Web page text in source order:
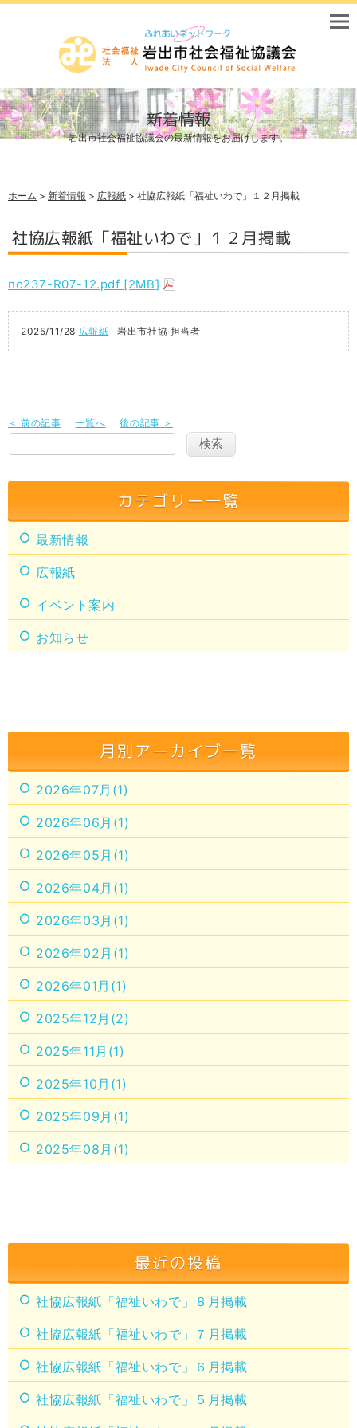
新着情報
岩出市社会福祉協議会の最新情報をお届けします。
ホーム > 新着情報 > 広報紙 > 社協広報紙「福祉いわで」１２月掲載
社協広報紙「福祉いわで」１２月掲載
no237-R07-12.pdf [2MB]
2025/11/28 広報紙 岩出市社協 担当者
＜ 前の記事 一覧へ 後の記事 ＞
カテゴリー一覧
最新情報
広報紙
イベント案内
お知らせ
月別アーカイブ一覧
2026年07月(1)
2026年06月(1)
2026年05月(1)
2026年04月(1)
2026年03月(1)
2026年02月(1)
2026年01月(1)
2025年12月(2)
2025年11月(1)
2025年10月(1)
2025年09月(1)
2025年08月(1)
最近の投稿
社協広報紙「福祉いわで」８月掲載
社協広報紙「福祉いわで」７月掲載
社協広報紙「福祉いわで」６月掲載
社協広報紙「福祉いわで」５月掲載